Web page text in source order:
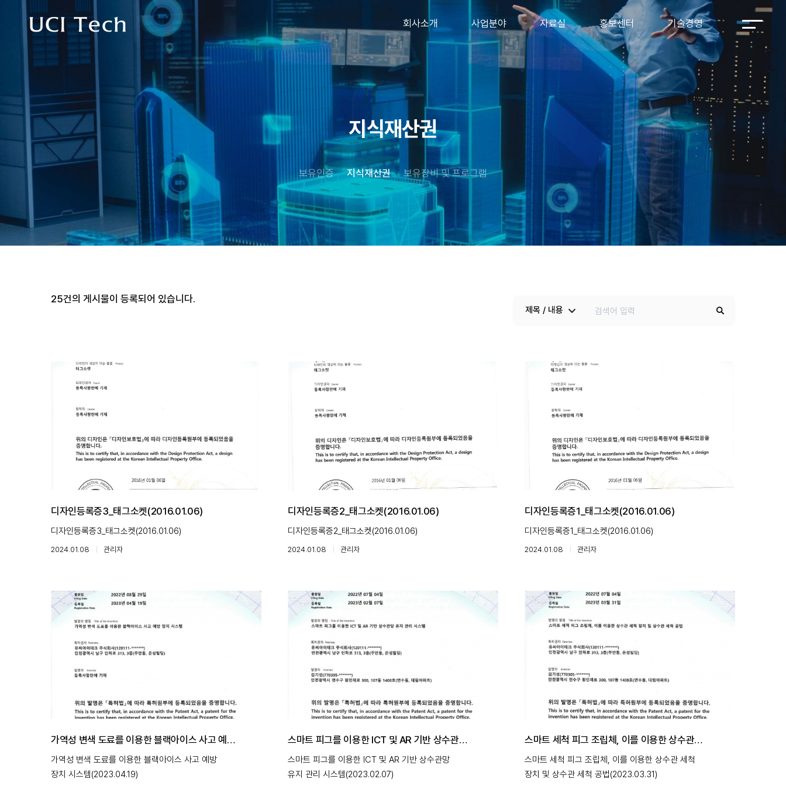
회사소개
기업 소개
대표 인사말
회사 조직도
찾아오시는 길
사업분야
측량 및 설계
안전진단
자료실 홍보센터
회사소식
홍보영상
브로슈어
기술경영
보유인증
지식재산권
보유장비 및 프
로그램
기업 소개
대표 인사말
찾아오시는 길
측량 및 설계
시설물
유지관리
안전진단
자료실
회사소식
홍보영상
브로슈어
보유인증
지식재산권
보유장비 및
프로그램
지식재산권
보유인증 지식재산권 보유장비 및 프로그램
25건의 게시물이 등록되어 있습니다.
제목 / 내용
디자인등록증3_태그소켓(2016.01.06)
디자인등록증3_태그소켓(2016.01.06)
2024.01.08 관리자
디자인등록증2_태그소켓(2016.01.06)
디자인등록증2_태그소켓(2016.01.06)
2024.01.08 관리자
디자인등록증1_태그소켓(2016.01.06)
디자인등록증1_태그소켓(2016.01.06)
2024.01.08 관리자
가역성 변색 도료를 이용한 블랙아이스 사고 예방
장치 시스템(2023.04.19)
가역성 변색 도료를 이용한 블랙아이스 사고 예방
장치 시스템(2023.04.19)
스마트 피그를 이용한 ICT 및 AR 기반 상수관망
유지 관리 시스템(2023.02.07)
스마트 피그를 이용한 ICT 및 AR 기반 상수관망
유지 관리 시스템(2023.02.07)
스마트 세척 피그 조립체, 이를 이용한 상수관
세척 장치 및 상수관 세척 공법(2023.03.31)
스마트 세척 피그 조립체, 이를 이용한 상수관 세척
장치 및 상수관 세척 공법(2023.03.31)